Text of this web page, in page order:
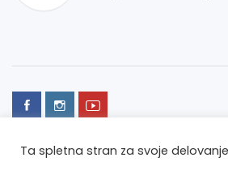
Ta spletna stran za svoje